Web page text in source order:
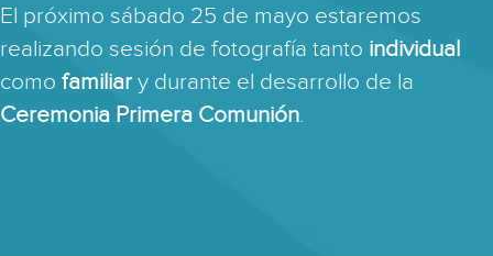
El próximo sábado 25 de mayo estaremos
realizando sesión de fotografía tanto individual
como familiar y durante el desarrollo de la
Ceremonia Primera Comunión.